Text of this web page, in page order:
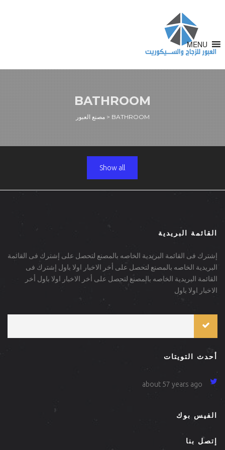
MENU
BATHROOM
مصنع العبور> BATHROOM
Show all
القائمة البريدية
إشترك فى القائمة البريدية الخاصه بالمصنع لتحصل على إشترك فى القائمة
البريدية الخاصه بالمصنع لتحصل على أخر الاخبار اولا باول إشترك فى
القائمة البريدية الخاصه بالمصنع لتحصل على أخر الاخبار اولا باول أخر
الاخبار اولا باول
أحدث التويتات
about 57 years ago
الفيس بوك
إتصل بنا